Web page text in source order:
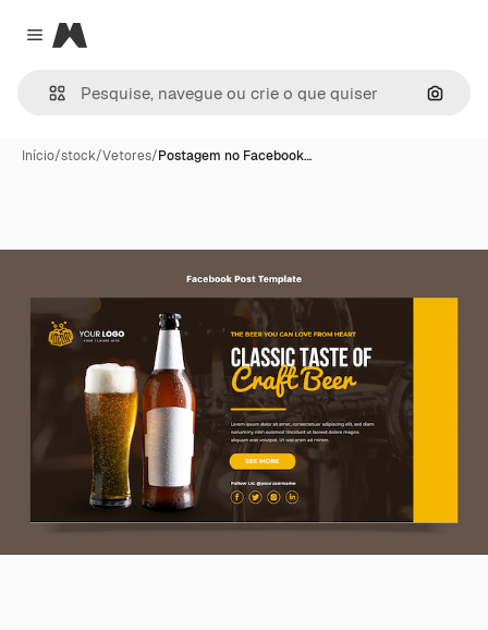
Close menu
Magnific
Início/stock/Vetores/Postagem no Facebook…